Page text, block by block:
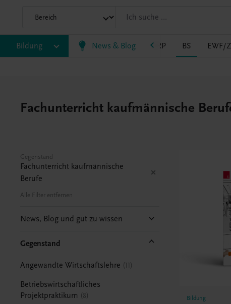
Bildung News & Blog
VS AHS BAFEP/BASOP BRP BS EWF/
Fachunterricht kaufmännische
Gegenstand
Fachunterricht kaufmännische
Berufe
Alle Filter entfernen
News, Blog und gut zu wissen
Gegenstand
Angewandte Wirtschaftslehre 11
Betriebswirtschaftliches
Projektpraktikum
8 Bildung